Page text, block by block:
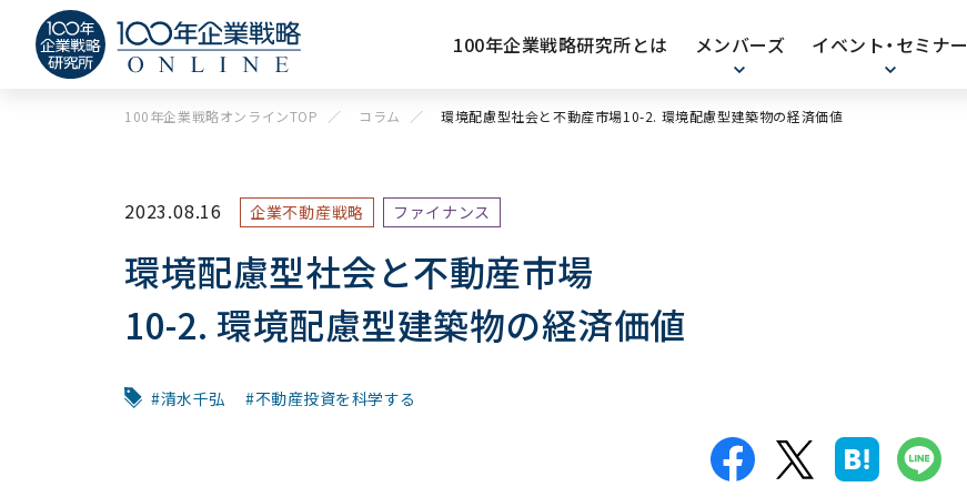
100年企業戦略研究所とは メンバーズ イベント・セミナー
100年企業戦略オンラインTOP コラム 環境配慮型社会と不動産市場10-2. 環境配慮型建築物の経済価値
2023.08.16 企業不動産戦略 ファイナンス
環境配慮型社会と不動産市場
10-2. 環境配慮型建築物の経済価値
清水千弘 不動産投資を科学する